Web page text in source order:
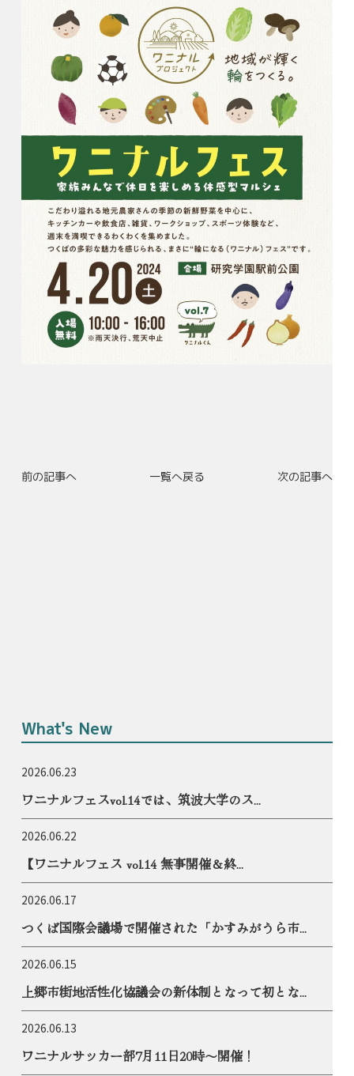
前の記事へ 一覧へ戻る 次の記事へ
What's New
2026.06.23
ワニナルフェスvol.14では、筑波大学のス...
2026.06.22
【ワニナルフェス vol.14 無事開催＆終...
2026.06.17
つくば国際会議場で開催された「かすみがうら市...
2026.06.15
上郷市街地活性化協議会の新体制となって初とな...
2026.06.13
ワニナルサッカー部7月11日20時〜開催！